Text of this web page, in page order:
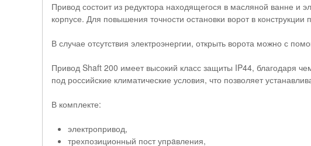
Привод состоит из редуктора находящегося в масляной ванне и
корпусе. Для повышения точности остановки ворот в
В случае отсутствия электроэнергии, открыть ворота можно с
Привод Shaft 200 имеет высокий класс защиты IP44, благодаря
под российские климатические условия, что позволяет
В комплекте:
электропривод,
трехпозиционный пост упрaвления,